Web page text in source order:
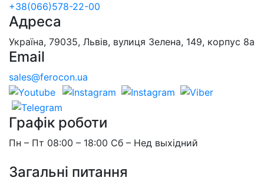
+38(066)578-22-00
Адреса
Україна, 79035, Львів, вулиця Зелена, 149, корпус 8а
Email
sales@ferocon.ua
Графік роботи
Пн – Пт 08:00 – 18:00 Сб – Нед выхідний
Загальні питання